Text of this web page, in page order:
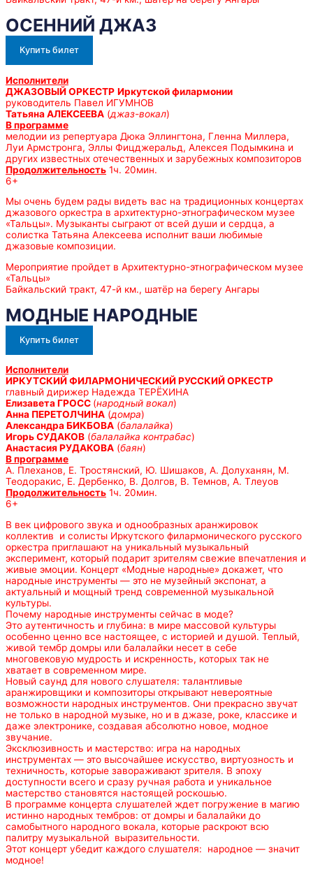
ОСЕННИЙ ДЖАЗ
Купить билет
Исполнители
ДЖАЗОВЫЙ ОРКЕСТР Иркутской филармонии
руководитель Павел ИГУМНОВ
Татьяна АЛЕКСЕЕВА (джаз-вокал)
В программе
мелодии из репертуара Дюка Эллингтона, Гленна Миллера,
Луи Армстронга, Эллы Фицджеральд, Алексея Подымкина и
других известных отечественных и зарубежных композиторов
Продолжительность 1ч. 20мин.
6+
Мы очень будем рады видеть вас на традиционных концертах
джазового оркестра в архитектурно-этнографическом музее
«Тальцы». Музыканты сыграют от всей души и сердца, а
солистка Татьяна Алексеева исполнит ваши любимые
джазовые композиции.
Мероприятие пройдет в Архитектурно-этнографическом музее
«Тальцы»
Байкальский тракт, 47-й км., шатёр на берегу Ангары
МОДНЫЕ НАРОДНЫЕ
Купить билет
Исполнители
ИРКУТСКИЙ ФИЛАРМОНИЧЕСКИЙ РУССКИЙ ОРКЕСТР
главный дирижер Надежда ТЕРЁХИНА
Елизавета ГРОСС (народный вокал)
Анна ПЕРЕТОЛЧИНА (домра)
Александра БИКБОВА (балалайка)
Игорь СУДАКОВ (балалайка контрабас)
Анастасия РУДАКОВА (баян)
В программе
А. Плеханов, Е. Тростянский, Ю. Шишаков, А. Долуханян, М.
Теодоракис, Е. Дербенко, В. Долгов, В. Темнов, А. Тлеуов
Продолжительность 1ч. 20мин.
6+
В век цифрового звука и однообразных аранжировок
коллектив и солисты Иркутского филармонического русского
оркестра приглашают на уникальный музыкальный
эксперимент, который подарит зрителям свежие впечатления и
живые эмоции. Концерт «Модные народные» докажет, что
народные инструменты — это не музейный экспонат, а
актуальный и мощный тренд современной музыкальной
культуры.
Почему народные инструменты сейчас в моде?
Это аутентичность и глубина: в мире массовой культуры
особенно ценно все настоящее, с историей и душой. Теплый,
живой тембр домры или балалайки несет в себе
многовековую мудрость и искренность, которых так не
хватает в современном мире.
Новый саунд для нового слушателя: талантливые
аранжировщики и композиторы открывают невероятные
возможности народных инструментов. Они прекрасно звучат
не только в народной музыке, но и в джазе, роке, классике и
даже электронике, создавая абсолютно новое, модное
звучание.
Эксклюзивность и мастерство: игра на народных
инструментах — это высочайшее искусство, виртуозность и
техничность, которые завораживают зрителя. В эпоху
доступности всего и сразу ручная работа и уникальное
мастерство становятся настоящей роскошью.
В программе концерта слушателей ждет погружение в магию
истинно народных тембров: от домры и балалайки до
самобытного народного вокала, которые раскроют всю
палитру музыкальной выразительности.
Этот концерт убедит каждого слушателя: народное — значит
модное!